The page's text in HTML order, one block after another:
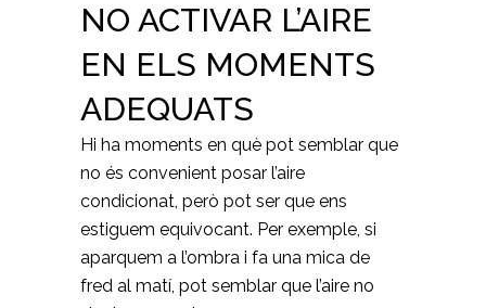
NO ACTIVAR L’AIRE
EN ELS MOMENTS
ADEQUATS
Hi ha moments en què pot semblar que
no és convenient posar l’aire
condicionat, però pot ser que ens
estiguem equivocant. Per exemple, si
aparquem a l’ombra i fa una mica de
fred al matí, pot semblar que l’aire no